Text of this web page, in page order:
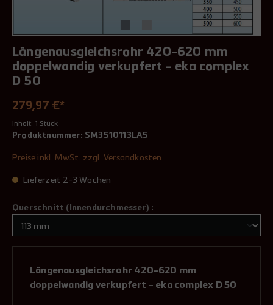
Längenausgleichsrohr 420-620 mm
doppelwandig verkupfert - eka complex
D 50
279,97 €*
Inhalt: 1 Stück
Produktnummer: SM3510113LA5
Preise inkl. MwSt. zzgl. Versandkosten
Lieferzeit 2-3 Wochen
Querschnitt (Innendurchmesser) :
Längenausgleichsrohr 420-620 mm
doppelwandig verkupfert - eka complex D 50